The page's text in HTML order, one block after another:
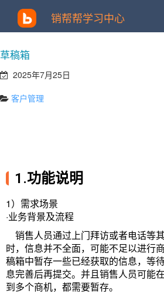
销帮帮学习中心
草稿箱
2025年7月25日
客户管理
1.功能说明
1）需求场景
·业务背景及流程
销售人员通过上门拜访或者电话等
时，信息并不全面，可能不足以进行
稿箱中暂存一些已经获取的信息，等
息完善后再提交。并且销售人员可能
到多个商机，都需要暂存。